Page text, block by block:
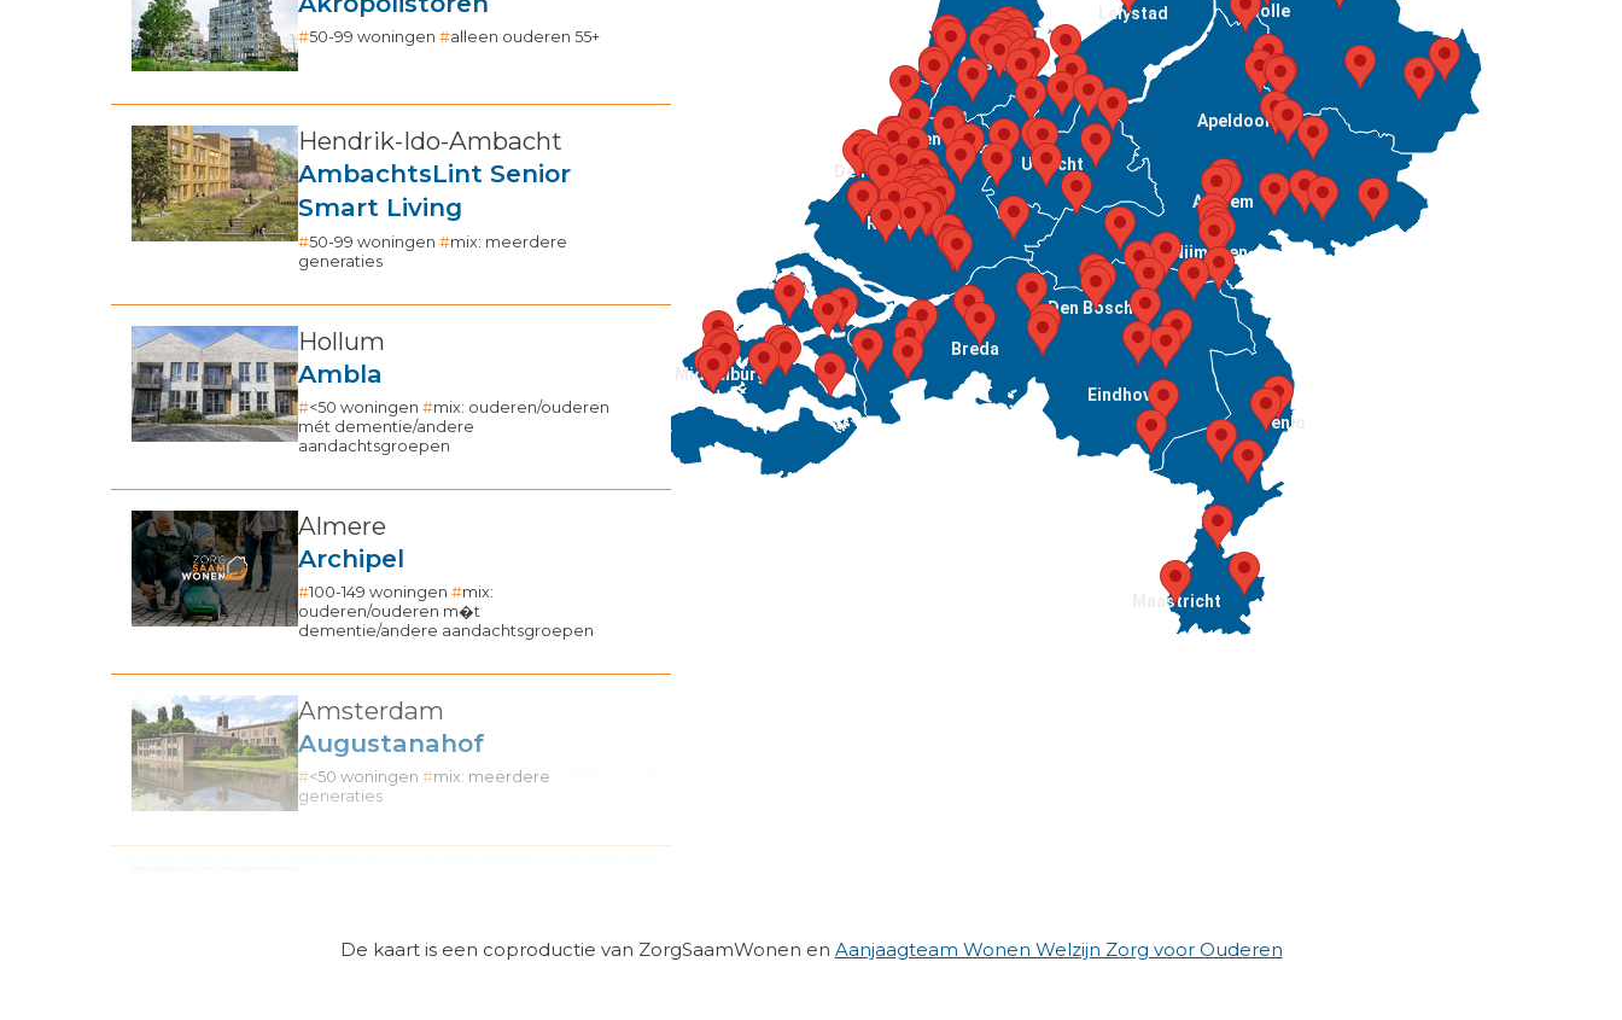
De kaart is een coproductie van ZorgSaamWonen en Aanjaagteam Wonen Welzijn Zorg voor Ouderen